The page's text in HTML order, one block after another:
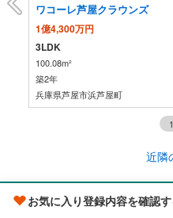
ト芦屋ガレリア
ワコーレ芦屋クラウンズ
1億4,300万円
3LDK
100.08m²
築2年
兵庫県芦屋市浜芦屋町
1
近隣
近隣の新築一戸建て
お気に入り登録内容を確認